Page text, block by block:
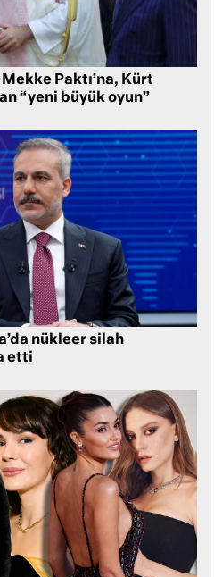
Paktı’na, Kürt
“yeni büyük oyun”
nükleer silah
etti